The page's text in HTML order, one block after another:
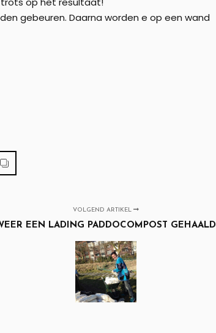
gebeuren. Daarna worden e op een wand
VOLGEND ARTIKEL
EEN LADING PADDOCOMPOST GEHAALD